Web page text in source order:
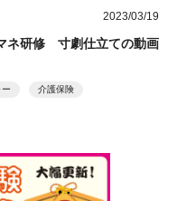
2023/03/19
ネ研修 寸劇仕立ての動画
介護保険